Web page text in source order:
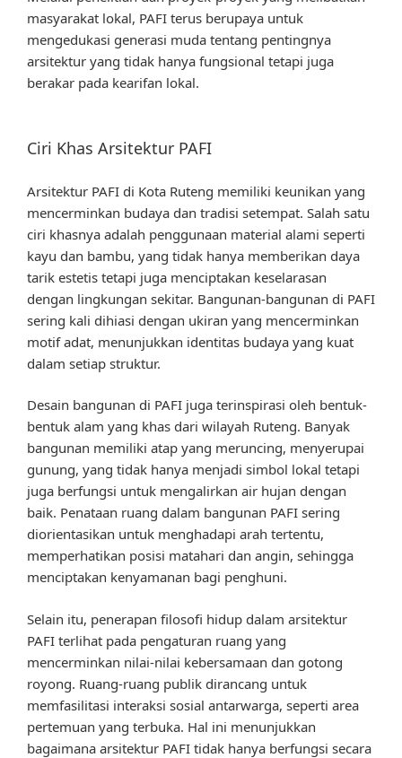
masyarakat lokal, PAFI terus berupaya untuk
mengedukasi generasi muda tentang pentingnya
arsitektur yang tidak hanya fungsional tetapi juga
berakar pada kearifan lokal.
Ciri Khas Arsitektur PAFI
Arsitektur PAFI di Kota Ruteng memiliki keunikan yang
mencerminkan budaya dan tradisi setempat. Salah satu
ciri khasnya adalah penggunaan material alami seperti
kayu dan bambu, yang tidak hanya memberikan daya
tarik estetis tetapi juga menciptakan keselarasan
dengan lingkungan sekitar. Bangunan-bangunan di PAFI
sering kali dihiasi dengan ukiran yang mencerminkan
motif adat, menunjukkan identitas budaya yang kuat
dalam setiap struktur.
Desain bangunan di PAFI juga terinspirasi oleh bentuk-
bentuk alam yang khas dari wilayah Ruteng. Banyak
bangunan memiliki atap yang meruncing, menyerupai
gunung, yang tidak hanya menjadi simbol lokal tetapi
juga berfungsi untuk mengalirkan air hujan dengan
baik. Penataan ruang dalam bangunan PAFI sering
diorientasikan untuk menghadapi arah tertentu,
memperhatikan posisi matahari dan angin, sehingga
menciptakan kenyamanan bagi penghuni.
Selain itu, penerapan filosofi hidup dalam arsitektur
PAFI terlihat pada pengaturan ruang yang
mencerminkan nilai-nilai kebersamaan dan gotong
royong. Ruang-ruang publik dirancang untuk
memfasilitasi interaksi sosial antarwarga, seperti area
pertemuan yang terbuka. Hal ini menunjukkan
bagaimana arsitektur PAFI tidak hanya berfungsi secara